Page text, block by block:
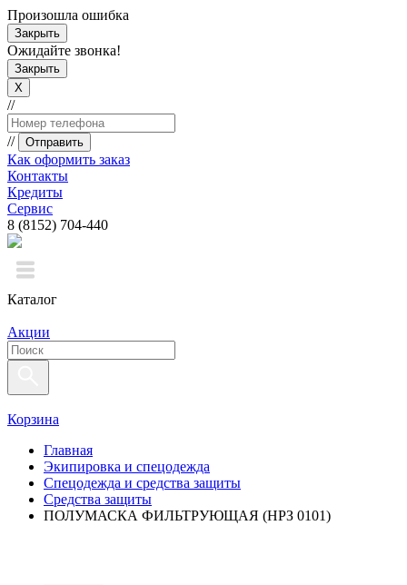
Произошла ошибка
Закрыть
Ожидайте звонка!
Закрыть
X
//
// Отправить
Как оформить заказ
Контакты
Кредиты
Сервис
8 (8152) 704-440
Каталог
Акции
Корзина
Главная
Экипировка и спецодежда
Спецодежда и средства защиты
Средства защиты
ПОЛУМАСКА ФИЛЬТРУЮЩАЯ (НРЗ 0101)